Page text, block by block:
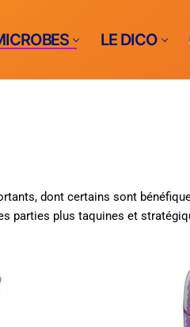
LE DICO
dont certains sont
parties plus taquines et